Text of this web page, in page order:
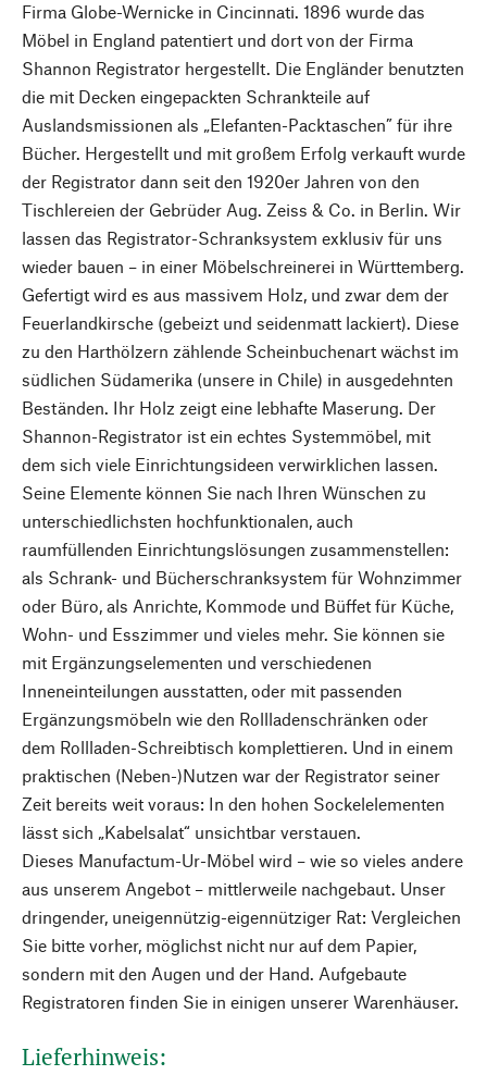
Firma Globe-Wernicke in Cincinnati. 1896 wurde das
Möbel in England patentiert und dort von der Firma
Shannon Registrator hergestellt. Die Engländer benutzten
die mit Decken eingepackten Schrankteile auf
Auslandsmissionen als „Elefanten-Packtaschen” für ihre
Bücher. Hergestellt und mit großem Erfolg verkauft wurde
der Registrator dann seit den 1920er Jahren von den
Tischlereien der Gebrüder Aug. Zeiss & Co. in Berlin. Wir
lassen das Registrator-Schranksystem exklusiv für uns
wieder bauen – in einer Möbelschreinerei in Württemberg.
Gefertigt wird es aus massivem Holz, und zwar dem der
Feuerlandkirsche (gebeizt und seidenmatt lackiert). Diese
zu den Harthölzern zählende Scheinbuchenart wächst im
südlichen Südamerika (unsere in Chile) in ausgedehnten
Beständen. Ihr Holz zeigt eine lebhafte Maserung. Der
Shannon-Registrator ist ein echtes Systemmöbel, mit
dem sich viele Einrichtungsideen verwirklichen lassen.
Seine Elemente können Sie nach Ihren Wünschen zu
unterschiedlichsten hochfunktionalen, auch
raumfüllenden Einrichtungslösungen zusammenstellen:
als Schrank- und Bücherschranksystem für Wohnzimmer
oder Büro, als Anrichte, Kommode und Büffet für Küche,
Wohn- und Esszimmer und vieles mehr. Sie können sie
mit Ergänzungselementen und verschiedenen
Inneneinteilungen ausstatten, oder mit passenden
Ergänzungsmöbeln wie den Rollladenschränken oder
dem Rollladen-Schreibtisch komplettieren. Und in einem
praktischen (Neben-)Nutzen war der Registrator seiner
Zeit bereits weit voraus: In den hohen Sockelelementen
lässt sich „Kabelsalat“ unsichtbar verstauen.
Dieses Manufactum-Ur-Möbel wird – wie so vieles andere
aus unserem Angebot – mittlerweile nachgebaut. Unser
dringender, uneigennützig-eigennütziger Rat: Vergleichen
Sie bitte vorher, möglichst nicht nur auf dem Papier,
sondern mit den Augen und der Hand. Aufgebaute
Registratoren finden Sie in einigen unserer Warenhäuser.
Lieferhinweis: